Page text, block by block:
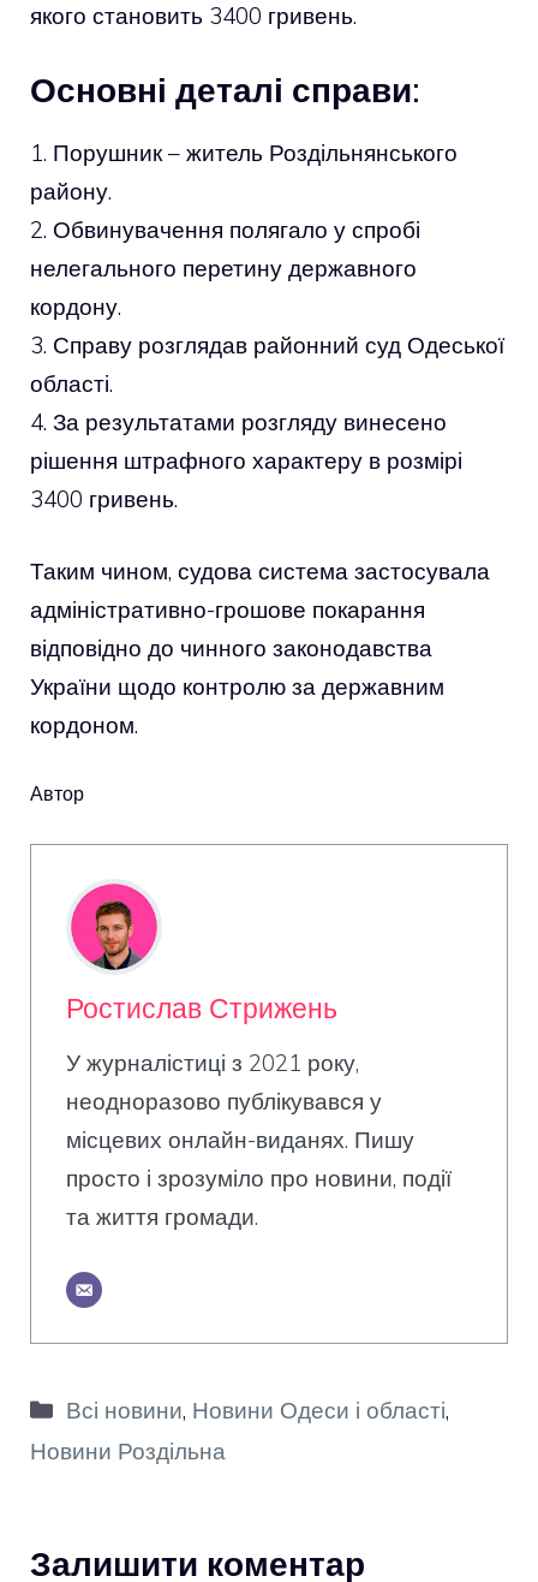
якого становить 3400 гривень.
Основні деталі справи:
1. Порушник – житель Роздільнянського
району.
2. Обвинувачення полягало у спробі
нелегального перетину державного
кордону.
3. Справу розглядав районний суд Одеської
області.
4. За результатами розгляду винесено
рішення штрафного характеру в розмірі
3400 гривень.
Таким чином, судова система застосувала
адміністративно-грошове покарання
відповідно до чинного законодавства
України щодо контролю за державним
кордоном.
Автор
Ростислав Стрижень
У журналістиці з 2021 року,
неодноразово публікувався у
місцевих онлайн-виданях. Пишу
просто і зрозуміло про новини, події
та життя громади.
Категорії
Всі новини, Новини Одеси і області,
Новини Роздільна
Залишити коментар